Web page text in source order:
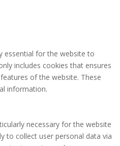
essential for the website to
includes cookies that ensures
of the website. These
information.
necessary for the website
to collect user personal data via